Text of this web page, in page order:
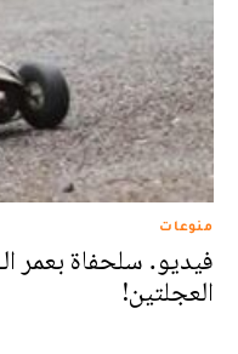
منوعات
العجلتين!